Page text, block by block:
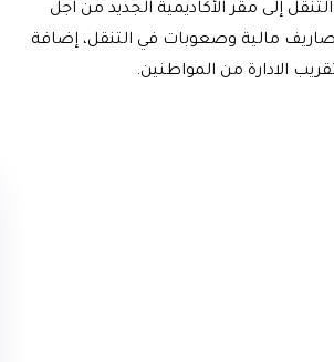
إلى مقر الأكاديمية الجديد من اجل
مالية وصعوبات في التنقل، إضافة
الادارة من المواطنين.